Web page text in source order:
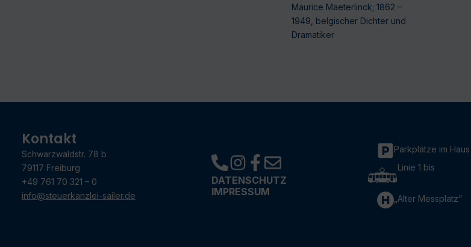
Maurice Maeterlinck; 1862 –
1949, belgischer Dichter und
Dramatiker
Kontakt
Schwarzwaldstr. 78 b
79117 Freiburg
+49 761 70 321 – 0
info@steuerkanzlei-sailer.de
DATENSCHUTZ
IMPRESSUM
Parkplätze im Haus
Linie 1 bis
„Alter Messplatz“